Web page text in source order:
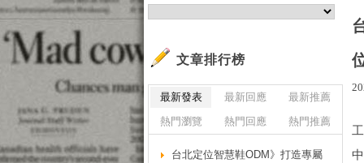
文章排行榜
最新發表 最新回應
最新推薦
熱門瀏覽
熱門回應 熱門推薦
台北定位智慧鞋ODM》打造專屬